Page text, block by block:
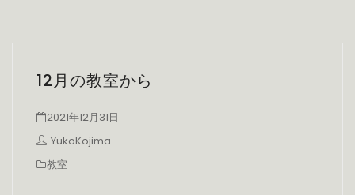
12月の教室から
2021年12月31日
YukoKojima
教室